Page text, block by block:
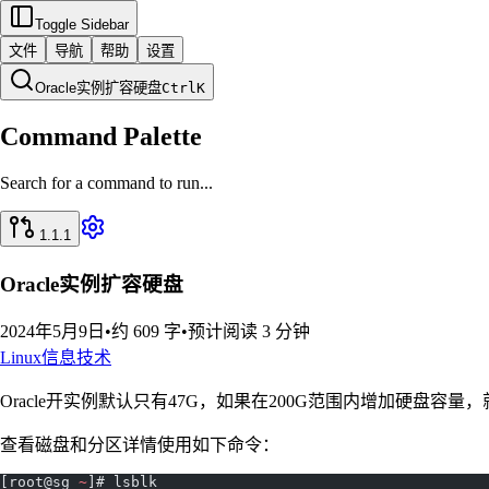
Toggle Sidebar
文件
导航 帮助 设置
Oracle实例扩容硬盘CtrlK
Command Palette
Search for a command to run...
1.1.1
Oracle实例扩容硬盘
2024年5月9日 •约 609 字•预计阅读 3 分钟
Linux信息技术
Oracle开实例默认只有47G，如果在200G范围内增加硬盘容量，
查看磁盘和分区详情使用如下命令：
[root@sg ~ ]# lsblk